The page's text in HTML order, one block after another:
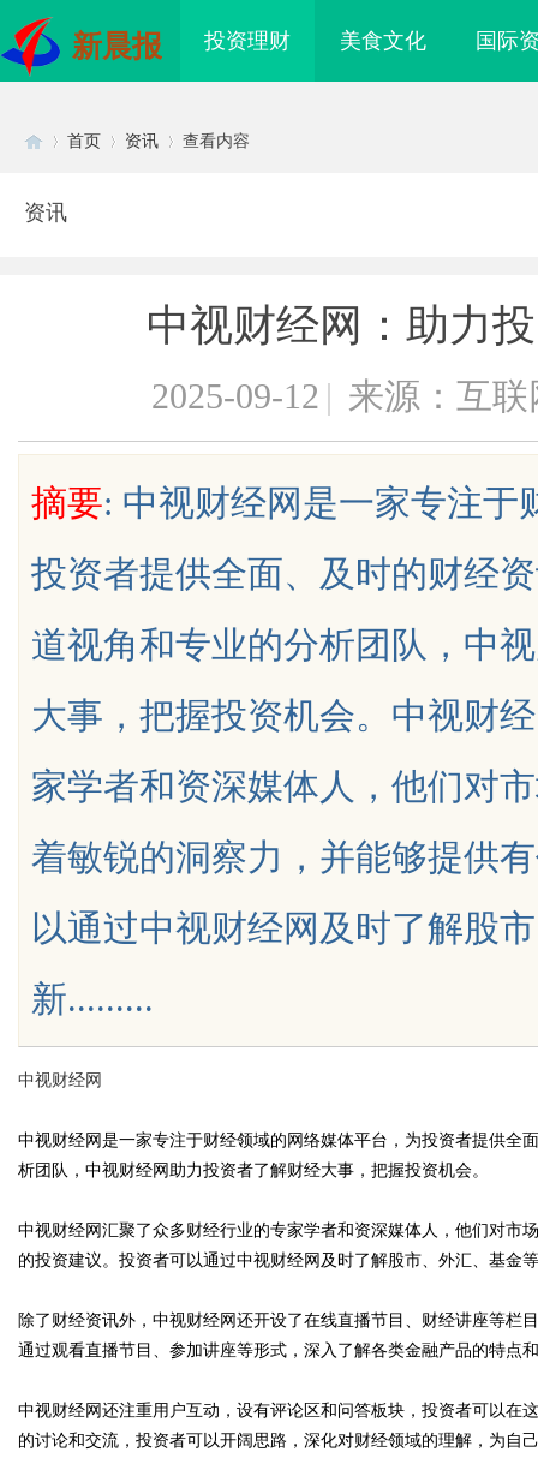
新晨报 投资理财 美食文化 国际
uz
ar
首页 资讯 查看内容
资讯
中视财经网：助力
2025-09-12 | 来源：互联
摘要: 中视财经网是一家专注于
投资者提供全面、及时的财经
道视角和专业的分析团队，中
大事，把握投资机会。中视财
家学者和资深媒体人，他们对
着敏锐的洞察力，并能够提供
以通过中视财经网及时了解股
新.........
中视财经网
中视财经网是一家专注于财经领域的网络媒体平台，为投资者提供全
析团队，中视财经网助力投资者了解财经大事，把握投资机会。
中视财经网汇聚了众多财经行业的专家学者和资深媒体人，他们对市
的投资建议。投资者可以通过中视财经网及时了解股市、外汇、基金
除了财经资讯外，中视财经网还开设了在线直播节目、财经讲座等栏
通过观看直播节目、参加讲座等形式，深入了解各类金融产品的特点
中视财经网还注重用户互动，设有评论区和问答板块，投资者可以在
的讨论和交流，投资者可以开阔思路，深化对财经领域的理解，为自